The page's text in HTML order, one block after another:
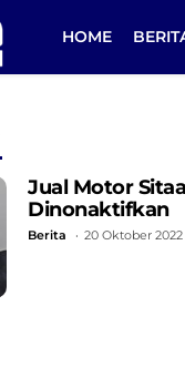
HOME
Jual Motor
Dinonaktifkan
Berita 20 Oktober 2022